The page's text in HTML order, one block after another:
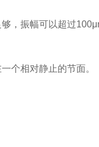
，振幅可以超过
个相对静止的节面。